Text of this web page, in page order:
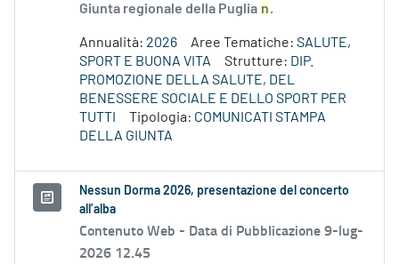
Giunta regionale della Puglia n.
Annualità: 2026 Aree Tematiche: SALUTE,
SPORT E BUONA VITA
Strutture: DIP.
PROMOZIONE DELLA SALUTE, DEL
BENESSERE SOCIALE E DELLO SPORT PER
TUTTI
Tipologia: COMUNICATI STAMPA
DELLA GIUNTA
Nessun Dorma 2026, presentazione del concerto
all’alba
Contenuto Web - Data di Pubblicazione 9-lug-
2026 12.45